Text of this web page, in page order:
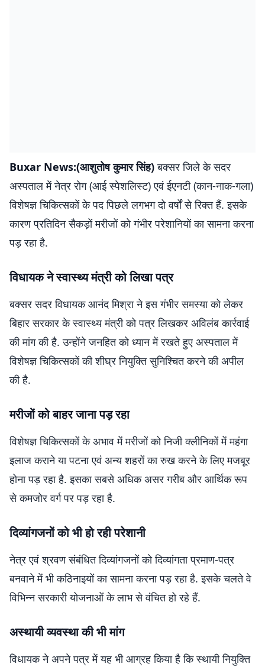
Buxar News:(आशुतोष कुमार सिंह)बक्सर जिले के सदर
अस्पताल में नेत्र रोग (आई स्पेशलिस्ट) एवं ईएनटी (कान-नाक-गला)
विशेषज्ञ चिकित्सकों के पद पिछले लगभग दो वर्षों से रिक्त हैं. इसके
कारण प्रतिदिन सैकड़ों मरीजों को गंभीर परेशानियों का सामना करना
पड़ रहा है.
विधायक ने स्वास्थ्य मंत्री को लिखा पत्र
बक्सर सदर विधायक आनंद मिश्रा ने इस गंभीर समस्या को लेकर
बिहार सरकार के स्वास्थ्य मंत्री को पत्र लिखकर अविलंब कार्रवाई
की मांग की है. उन्होंने जनहित को ध्यान में रखते हुए अस्पताल में
विशेषज्ञ चिकित्सकों की शीघ्र नियुक्ति सुनिश्चित करने की अपील
की है.
मरीजों को बाहर जाना पड़ रहा
विशेषज्ञ चिकित्सकों के अभाव में मरीजों को निजी क्लीनिकों में महंगा
इलाज कराने या पटना एवं अन्य शहरों का रुख करने के लिए मजबूर
होना पड़ रहा है. इसका सबसे अधिक असर गरीब और आर्थिक रूप
से कमजोर वर्ग पर पड़ रहा है.
दिव्यांगजनों को भी हो रही परेशानी
नेत्र एवं श्रवण संबंधित दिव्यांगजनों को दिव्यांगता प्रमाण-पत्र
बनवाने में भी कठिनाइयों का सामना करना पड़ रहा है. इसके चलते वे
विभिन्न सरकारी योजनाओं के लाभ से वंचित हो रहे हैं.
अस्थायी व्यवस्था की भी मांग
विधायक ने अपने पत्र में यह भी आग्रह किया है कि स्थायी नियुक्ति